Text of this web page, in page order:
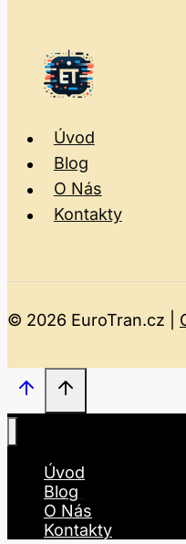
Úvod
Blog
O Nás
Kontakty
© 2026 EuroTran.cz |
Úvod
Blog
O Nás
Kontakty